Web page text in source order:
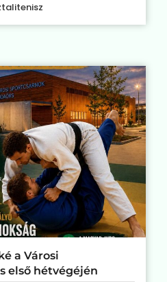
a Városi
első hétvégéjén